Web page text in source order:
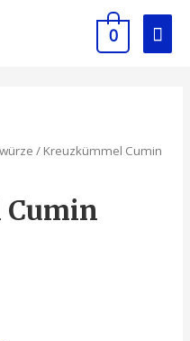
0
/ Kreuzkümmel Cumin